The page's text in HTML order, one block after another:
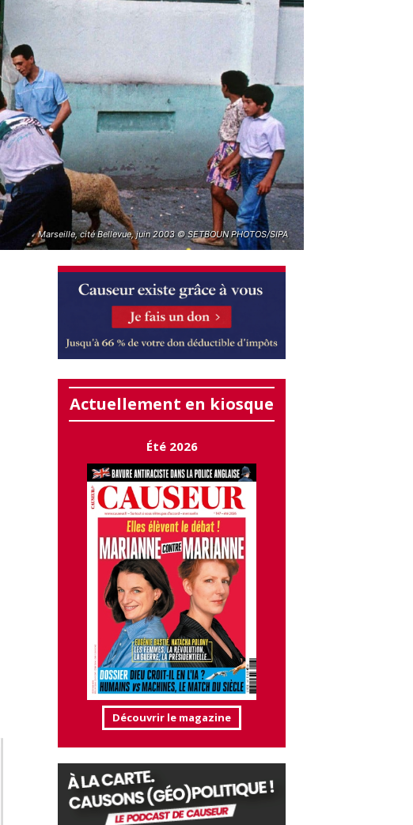
Marseille, cité Bellevue, juin 2003 © SETBOUN PHOTOS/SIPA
Actuellement en kiosque
Été 2026
Découvrir le magazine